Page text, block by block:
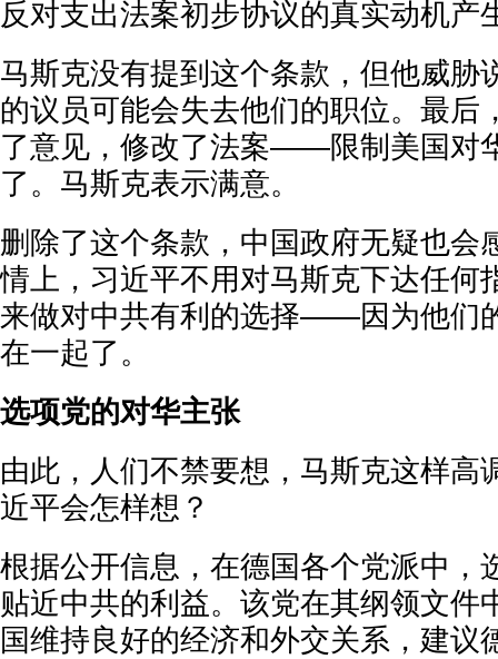
反对支出法案初步协议的真实动机产
马斯克没有提到这个条款，但他威胁
的议员可能会失去他们的职位。最后
了意见，修改了法案——限制美国对
了。马斯克表示满意。
删除了这个条款，中国政府无疑也会
情上，习近平不用对马斯克下达任何
来做对中共有利的选择——因为他们
在一起了。
选项党的对华主张
由此，人们不禁要想，马斯克这样高
近平会怎样想？
根据公开信息，在德国各个党派中，
贴近中共的利益。该党在其纲领文件
国维持良好的经济和外交关系，建议